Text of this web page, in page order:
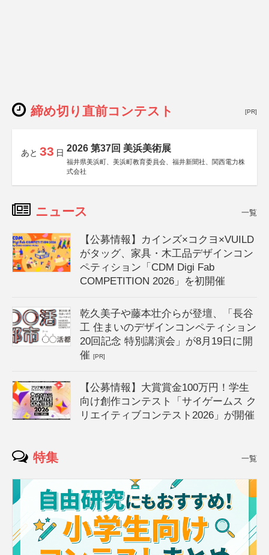
締め切り直前コンテスト [PR]
あと 33 日 2026 第37回 美浜美術展
福井県美浜町、美浜町教育委員会、福井新聞社、関西電力株
式会社
ニュース 一覧
【公募情報】カインズ×コクヨ×VUILD
がタッグ、家具・木工品デザインコン
ペティション「CDM Digi Fab
COMPETITION 2026」を初開催
乾久美子や藤本壮介らが登壇、「長谷
工 住まいのデザインコンペティション
20回記念 特別講演会」が8月19日に開
催[PR]
【公募情報】大賞賞金100万円！学生
向け創作コンテスト「サイゲームス ク
リエイティブコンテスト2026」が開催
特集 一覧